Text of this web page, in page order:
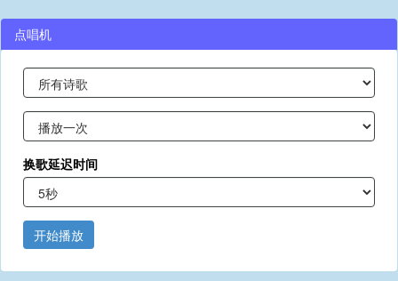
点唱机
换歌延迟时间
开始播放